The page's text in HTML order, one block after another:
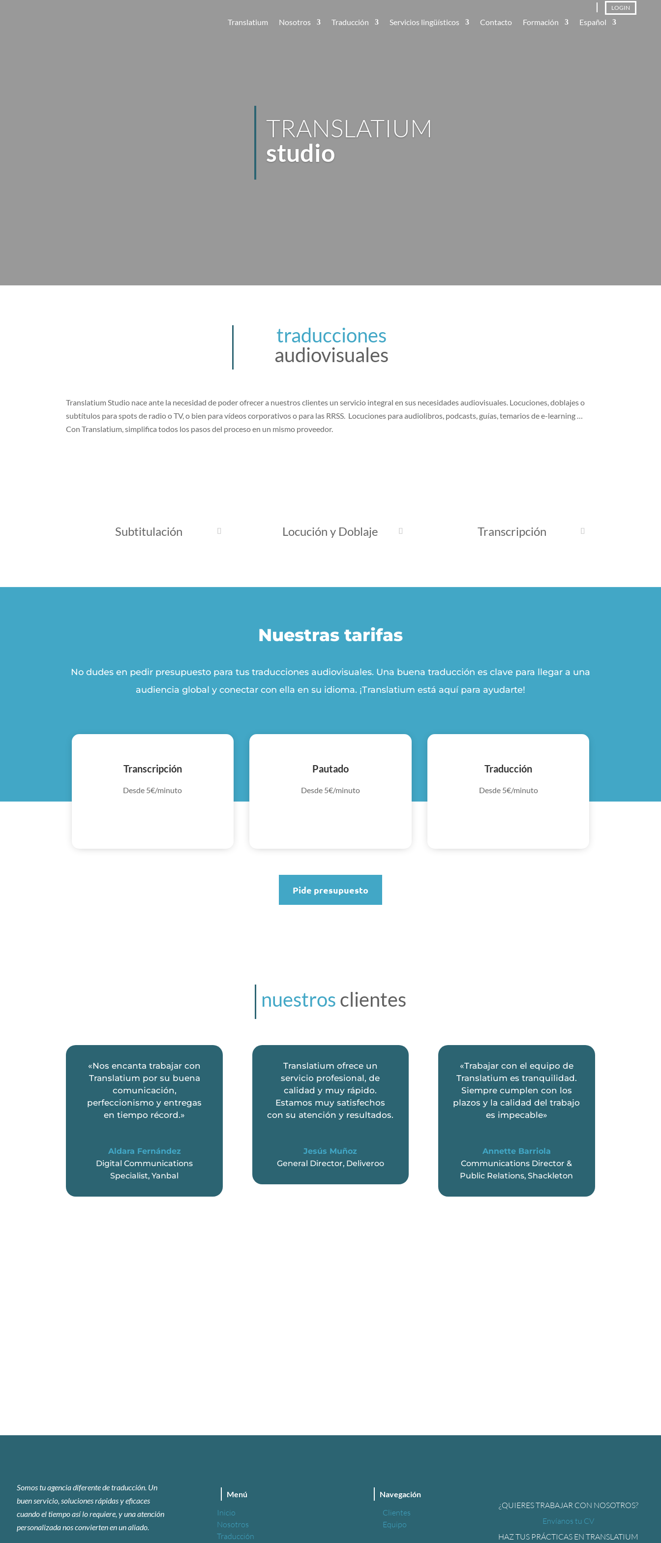
LOGIN
Translatium Nosotros Traducción Servicios lingüísticos Contacto Formación Español
TRANSLATIUM
studio
traducciones
audiovisuales
Translatium Studio nace ante la necesidad de poder ofrecer a nuestros clientes un servicio integral en sus necesidades audiovisuales. Locuciones, doblajes o
subtítulos para spots de radio o TV, o bien para vídeos corporativos o para las RRSS. Locuciones para audiolibros, podcasts, guías, temarios de e-learning …
Con Translatium, simplifica todos los pasos del proceso en un mismo proveedor.
Subtitulación Locución y Doblaje Transcripción
Nuestras tarifas
No dudes en pedir presupuesto para tus traducciones audiovisuales. Una buena traducción es clave para llegar a una
audiencia global y conectar con ella en su idioma. ¡Translatium está aquí para ayudarte!
Transcripción
Desde 5€/minuto
Pautado
Desde 5€/minuto
Traducción
Desde 5€/minuto
Pide presupuesto
nuestros clientes
«Nos encanta trabajar con
Translatium por su buena
comunicación,
perfeccionismo y entregas
en tiempo récord.»
Aldara Fernández
Digital Communications
Specialist, Yanbal
Translatium ofrece un
servicio profesional, de
calidad y muy rápido.
Estamos muy satisfechos
con su atención y resultados.
Jesús Muñoz
General Director, Deliveroo
«Trabajar con el equipo de
Translatium es tranquilidad.
Siempre cumplen con los
plazos y la calidad del trabajo
es impecable»
Annette Barriola
Communications Director &
Public Relations, Shackleton
Somos tu agencia diferente de traducción. Un
buen servicio, soluciones rápidas y eficaces
cuando el tiempo así lo requiere, y una atención
personalizada nos convierten en un aliado.
Menú
Inicio
Nosotros
Traducción
Navegación
Clientes
Equipo
¿QUIERES TRABAJAR CON NOSOTROS?
Envíanos tu CV
HAZ TUS PRÁCTICAS EN TRANSLATIUM